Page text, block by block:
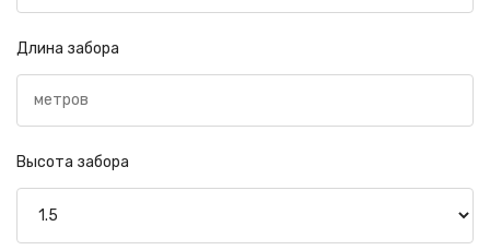
Длина забора
Высота забора